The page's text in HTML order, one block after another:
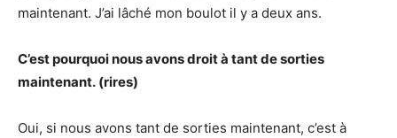
maintenant. J’ai lâché mon boulot il y a deux ans.
C’est pourquoi nous avons droit à tant de sorties
maintenant. (rires)
Oui, si nous avons tant de sorties maintenant, c’est à